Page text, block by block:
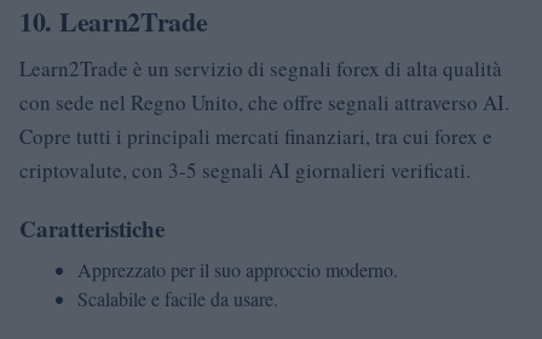
10. Learn2Trade
Learn2Trade è un servizio di segnali forex di alta qualità
con sede nel Regno Unito, che offre segnali attraverso AI.
Copre tutti i principali mercati finanziari, tra cui forex e
criptovalute, con 3-5 segnali AI giornalieri verificati.
Caratteristiche
Apprezzato per il suo approccio moderno.
Scalabile e facile da usare.